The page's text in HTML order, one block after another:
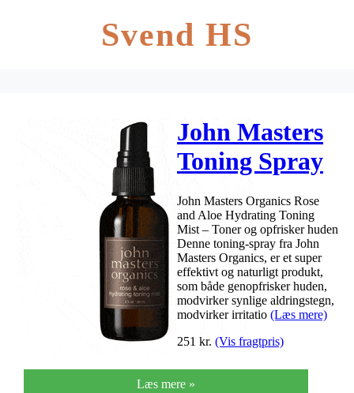
Svend HS
John Masters
Toning Spray
Rose Aloe – 59
ml
John Masters Organics Rose
and Aloe Hydrating Toning
Mist – Toner og opfrisker huden
Denne toning-spray fra John
Masters Organics, er et super
effektivt og naturligt produkt,
som både genopfrisker huden,
modvirker synlige aldringstegn,
modvirker irritatio (Læs mere)
251 kr. (Vis fragtpris)
Læs mere »